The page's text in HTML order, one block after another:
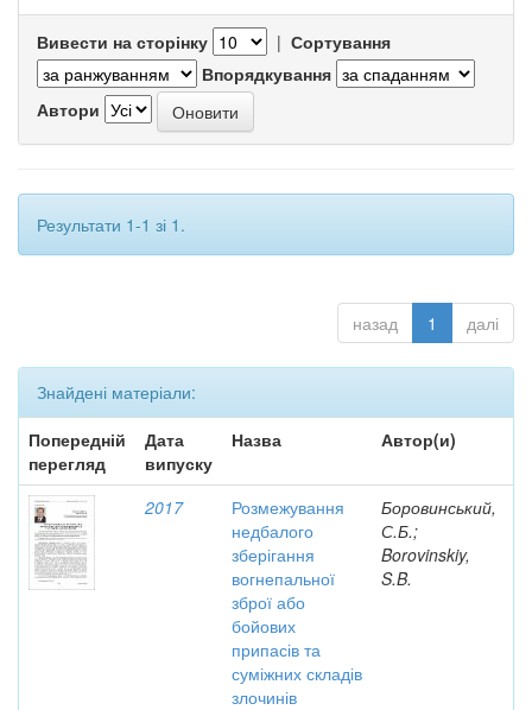
Вивести на сторінку | Сортування
Впорядкування
Автори
Результати 1-1 зі 1.
назад 1 далі
Знайдені матеріали:
Попередній
перегляд
Дата
випуску
Назва Автор(и)
2017
Розмежування
недбалого
зберігання
вогнепальної
зброї або
бойових
припасів та
суміжних складів
злочинів
Боровинський,
С.Б.;
Borovinskiy,
S.B.